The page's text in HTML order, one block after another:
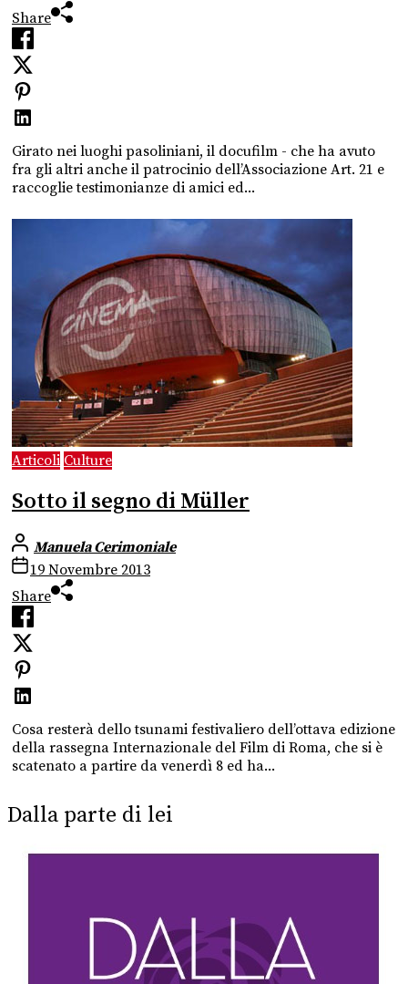
Share
Girato nei luoghi pasoliniani, il docufilm - che ha avuto
fra gli altri anche il patrocinio dell’Associazione Art. 21 e
raccoglie testimonianze di amici ed...
Articoli Culture
Sotto il segno di Müller
Manuela Cerimoniale
19 Novembre 2013
Share
Cosa resterà dello tsunami festivaliero dell’ottava edizione
della rassegna Internazionale del Film di Roma, che si è
scatenato a partire da venerdì 8 ed ha...
Dalla parte di lei